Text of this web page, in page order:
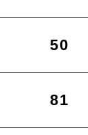
50
81